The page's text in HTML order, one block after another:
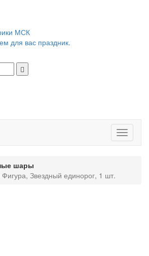
для вас праздник.
Панель
шары
Звездный единорог, 1 шт.